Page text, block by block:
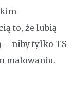
to, że lubią
– niby tylko TS-
malowaniu.